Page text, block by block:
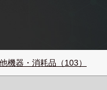
機器・消耗品（103）